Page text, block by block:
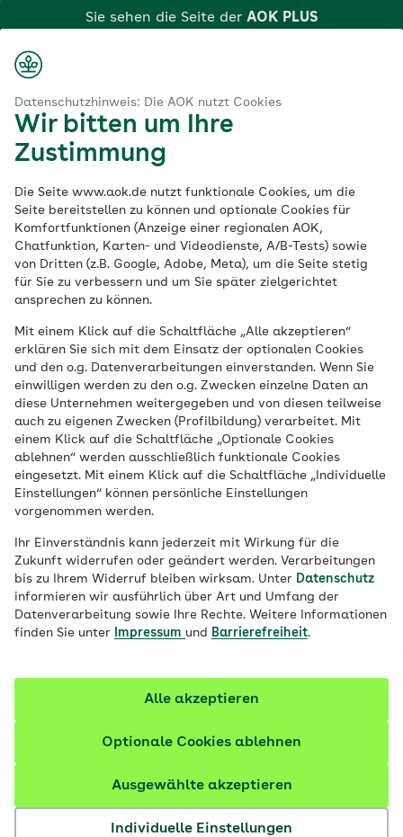
Datenschutzhinweis: Die AOK nutzt Cookies
Wir bitten um Ihre
Zustimmung
Die Seite www.aok.de nutzt funktionale Cookies, um die
Seite bereitstellen zu können und optionale Cookies für
Komfortfunktionen (Anzeige einer regionalen AOK,
Chatfunktion, Karten- und Videodienste, A/B-Tests) sowie
von Dritten (z.B. Google, Adobe, Meta), um die Seite stetig
für Sie zu verbessern und um Sie später zielgerichtet
ansprechen zu können.
Mit einem Klick auf die Schaltfläche „Alle akzeptieren“
erklären Sie sich mit dem Einsatz der optionalen Cookies
und den o.g. Datenverarbeitungen einverstanden. Wenn Sie
einwilligen werden zu den o.g. Zwecken einzelne Daten an
diese Unternehmen weitergegeben und von diesen teilweise
auch zu eigenen Zwecken (Profilbildung) verarbeitet. Mit
einem Klick auf die Schaltfläche „Optionale Cookies
ablehnen“ werden ausschließlich funktionale Cookies
eingesetzt. Mit einem Klick auf die Schaltfläche „Individuelle
Einstellungen“ können persönliche Einstellungen
vorgenommen werden.
Ihr Einverständnis kann jederzeit mit Wirkung für die
Zukunft widerrufen oder geändert werden. Verarbeitungen
bis zu Ihrem Widerruf bleiben wirksam. Unter Datenschutz
informieren wir ausführlich über Art und Umfang der
Datenverarbeitung sowie Ihre Rechte. Weitere Informationen
finden Sie unter
Impressum und Barrierefreiheit.
Individuelle Einstellungen
Ausgewählte akzeptieren
Optionale Cookies ablehnen
Alle akzeptieren
Hauptinhalt
springen
Sie sehen die Seite der AOK PLUS
Klicken Sie hier, wenn Sie zu einer anderen AOK
wechseln möchten.
Kurs vor Ort | Primärprävention
Individuelle
präventive
Einzelberatung (IEB)
zur Vermeidung einer
Fehl- und
Mangelernährung -
Schritt für Schritt (3
Termine)
Individuelle präventive Einzelberatung (IEB) zur
3 x 60 Minuten
Im Kalender speichern